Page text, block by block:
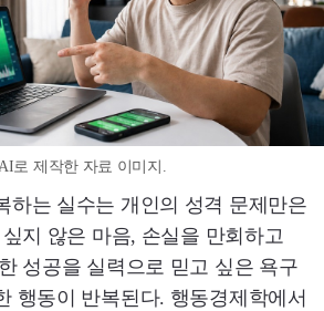
로 제작한 자료 이미지.
하는 실수는 개인의 성격 문제만은
지 않은 마음, 손실을 만회하고
성공을 실력으로 믿고 싶은 욕구
행동이 반복된다. 행동경제학에서